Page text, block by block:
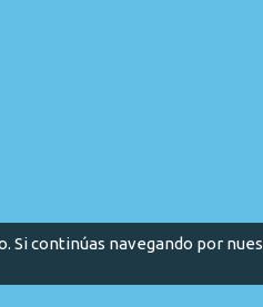
continúas navegando por